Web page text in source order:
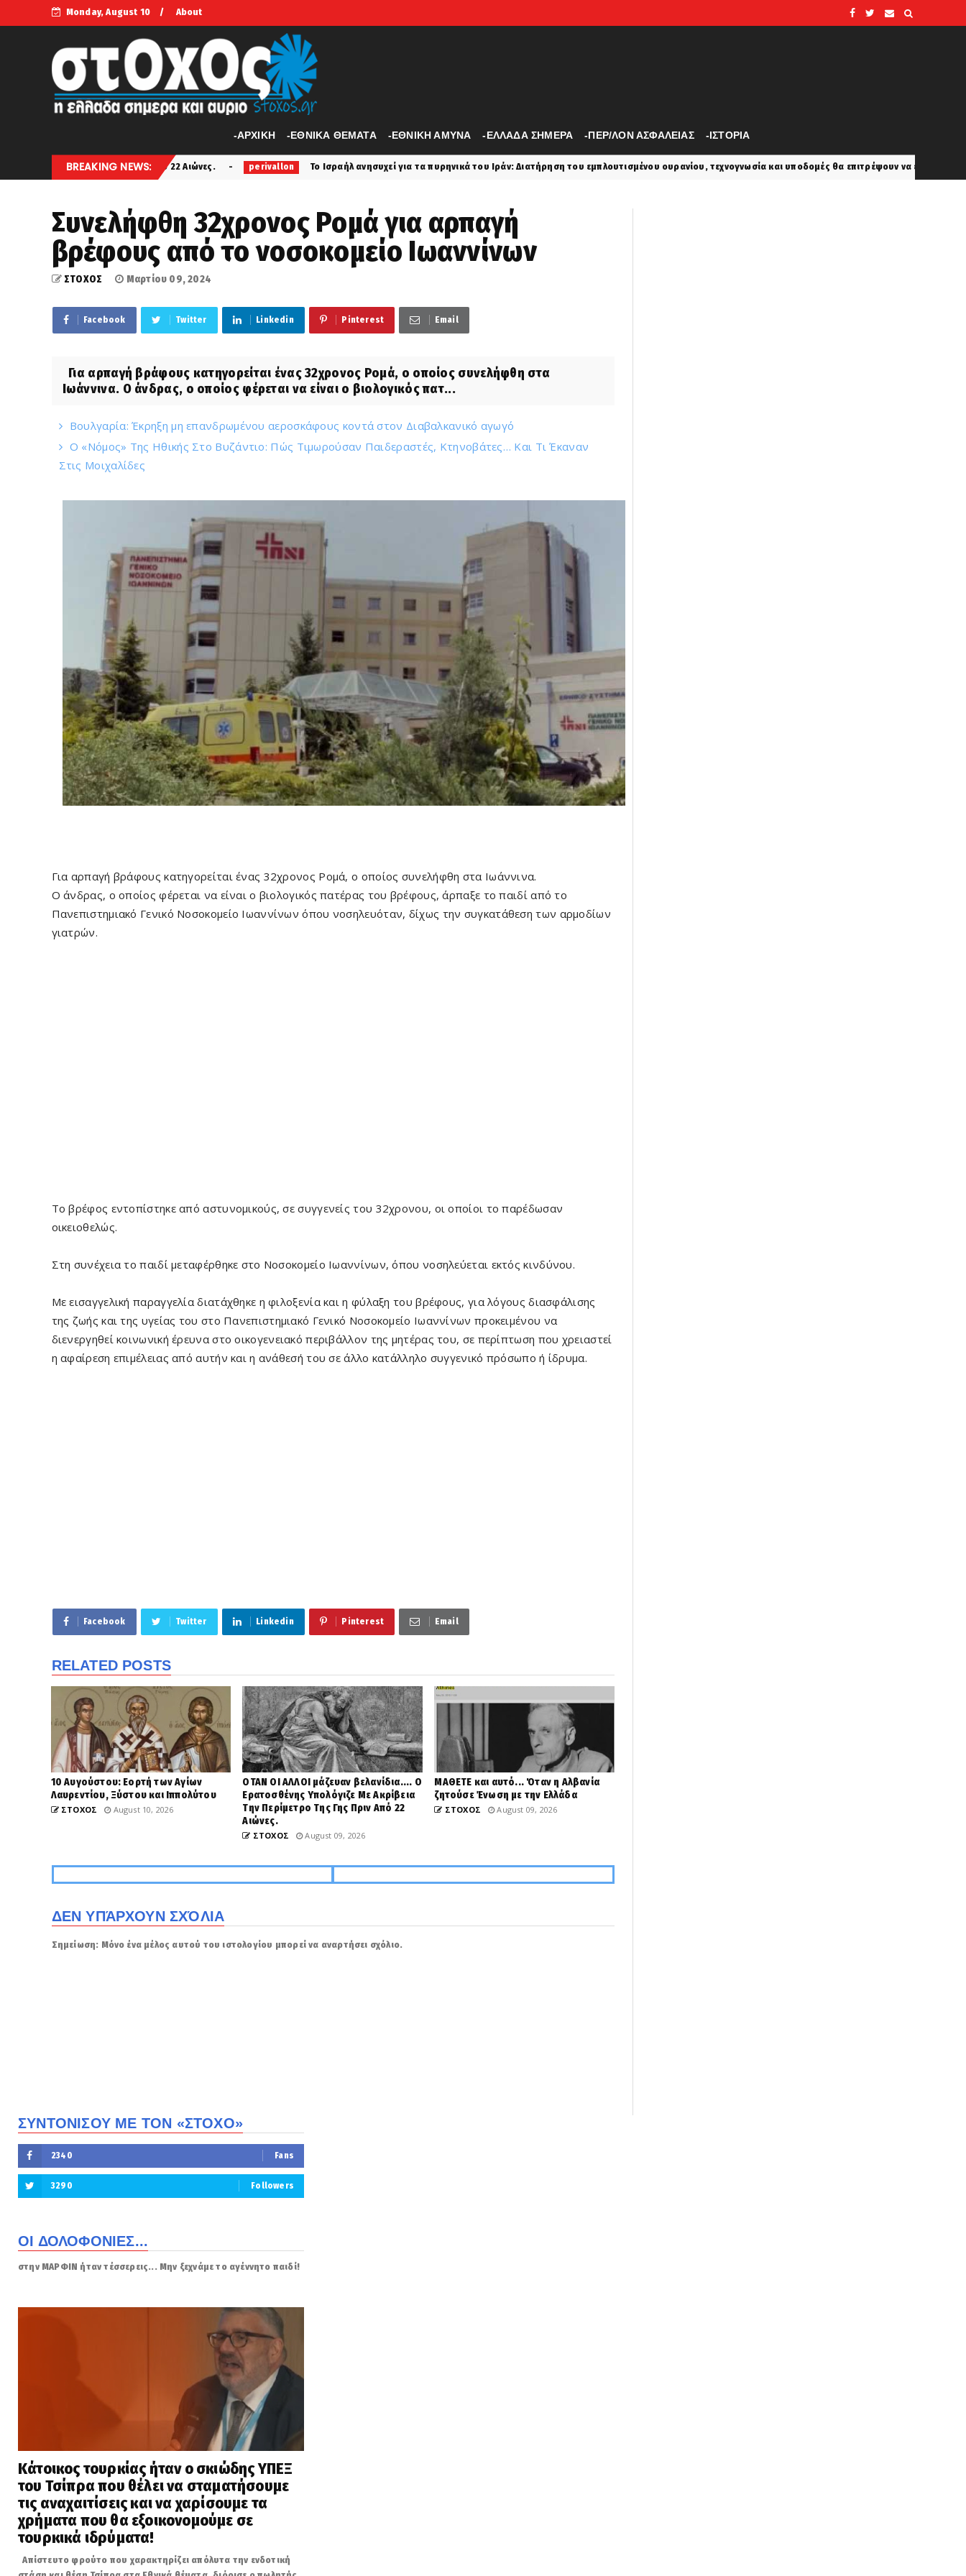
Monday, August 10 About
-APXIKH -ΕΘΝΙΚΑ ΘΕΜΑΤΑ -ΕΘΝΙΚΗ ΑΜΥΝΑ -ΕΛΛΑΔΑ ΣΗΜΕΡΑ -ΠΕΡ/ΛΟΝ ΑΣΦΑΛΕΙΑΣ -ΙΣΤΟΡΙΑ
BREAKING NEWS:
Γης Πριν Από 22 Αιώνες. perivallon Το Ισραήλ ανησυχεί για τα πυρηνικά του Ιράν: Διατήρηση του εμπλουτισμένου ουρανίου, τεχνογνωσία και υποδομές θα επιτρέψουν να επανεκκινήσει το πυρηνικό
Συνελήφθη 32χρονος Ρομά για αρπαγή
βρέφους από το νοσοκομείο Ιωαννίνων
ΣΤΟΧΟΣ Μαρτίου 09, 2024
Facebook Twitter Linkedin Pinterest Email
Για αρπαγή βράφους κατηγορείται ένας 32χρονος Ρομά, ο οποίος συνελήφθη στα
Ιωάννινα. Ο άνδρας, ο οποίος φέρεται να είναι ο βιολογικός πατ...
Βουλγαρία: Έκρηξη μη επανδρωμένου αεροσκάφους κοντά στον Διαβαλκανικό αγωγό
Ο «Νόμος» Της Ηθικής Στο Βυζάντιο: Πώς Τιμωρούσαν Παιδεραστές, Κτηνοβάτες… Και Τι Έκαναν
Στις Μοιχαλίδες
Για αρπαγή βράφους κατηγορείται ένας 32χρονος Ρομά, ο οποίος συνελήφθη στα Ιωάννινα.
Ο άνδρας, ο οποίος φέρεται να είναι ο βιολογικός πατέρας του βρέφους, άρπαξε το παιδί από το
Πανεπιστημιακό Γενικό Νοσοκομείο Ιωαννίνων όπου νοσηλευόταν, δίχως την συγκατάθεση των αρμοδίων
γιατρών.
Το βρέφος εντοπίστηκε από αστυνομικούς, σε συγγενείς του 32χρονου, οι οποίοι το παρέδωσαν
οικειοθελώς.
Στη συνέχεια το παιδί μεταφέρθηκε στο Νοσοκομείο Ιωαννίνων, όπου νοσηλεύεται εκτός κινδύνου.
Με εισαγγελική παραγγελία διατάχθηκε η φιλοξενία και η φύλαξη του βρέφους, για λόγους διασφάλισης
της ζωής και της υγείας του στο Πανεπιστημιακό Γενικό Νοσοκομείο Ιωαννίνων προκειμένου να
διενεργηθεί κοινωνική έρευνα στο οικογενειακό περιβάλλον της μητέρας του, σε περίπτωση που χρειαστεί
η αφαίρεση επιμέλειας από αυτήν και η ανάθεσή του σε άλλο κατάλληλο συγγενικό πρόσωπο ή ίδρυμα.
Facebook Twitter Linkedin Pinterest Email
RELATED POSTS
10 Αυγούστου: Εορτή των Αγίων
Λαυρεντίου, Ξύστου και Ιππολύτου
ΣΤΟΧΟΣ August 10, 2026
ΟΤΑΝ ΟΙ ΑΛΛΟΙ μάζευαν βελανίδια.... Ο
Ερατοσθένης Υπολόγιζε Με Ακρίβεια
Την Περίμετρο Της Γης Πριν Από 22
Αιώνες.
ΣΤΟΧΟΣ August 09, 2026
ΜΑΘΕΤΕ και αυτό... Όταν η Αλβανία
ζητούσε Ένωση με την Ελλάδα
ΣΤΟΧΟΣ August 09, 2026
ΔΕΝ ΥΠΆΡΧΟΥΝ ΣΧΌΛΙΑ
Σημείωση: Μόνο ένα μέλος αυτού του ιστολογίου μπορεί να αναρτήσει σχόλιο.
ΣΥΝΤΟΝΙΣΟΥ ΜΕ ΤΟΝ «ΣΤΟΧΟ»
2340 Fans
3290 Followers
ΟΙ ΔΟΛΟΦΟΝΙΕΣ...
στην ΜΑΡΦΙΝ ήταν τέσσερεις... Μην ξεχνάμε το αγέννητο παιδί!
Κάτοικος τουρκίας ήταν ο σκιώδης ΥΠΕΞ
του Τσίπρα που θέλει να σταματήσουμε
τις αναχαιτίσεις και να χαρίσουμε τα
χρήματα που θα εξοικονομούμε σε
τουρκικά ιδρύματα!
Απίστευτο φρούτο που χαρακτηρίζει απόλυτα την ενδοτική